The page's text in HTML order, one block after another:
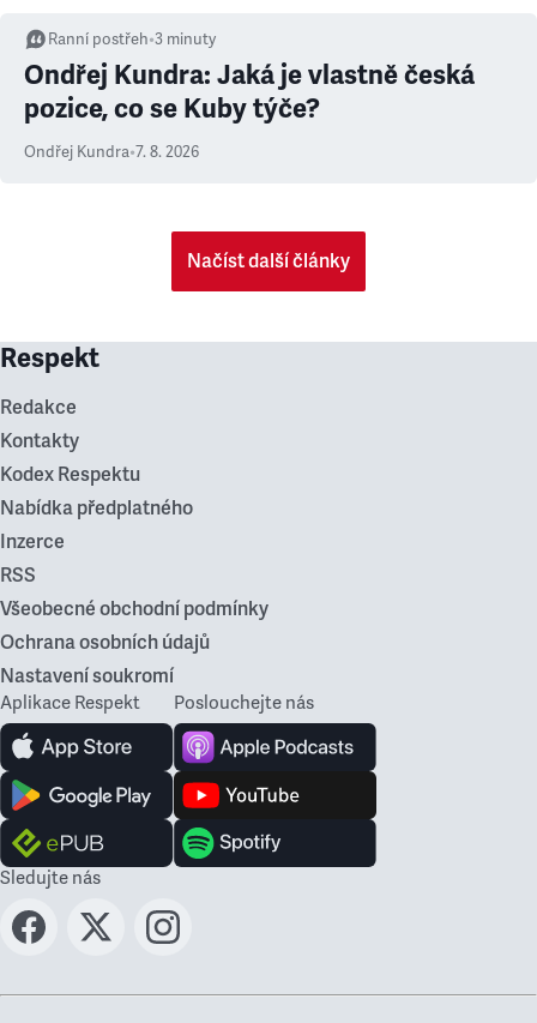
Ranní postřeh•3 minuty
Ondřej Kundra: Jaká je vlastně česká
pozice, co se Kuby týče?
Ondřej Kundra•7. 8. 2026
Načíst další články
Respekt
Redakce
Kontakty
Kodex Respektu
Nabídka předplatného
Inzerce
RSS
Všeobecné obchodní podmínky
Ochrana osobních údajů
Nastavení soukromí
Aplikace Respekt Poslouchejte nás
Sledujte nás